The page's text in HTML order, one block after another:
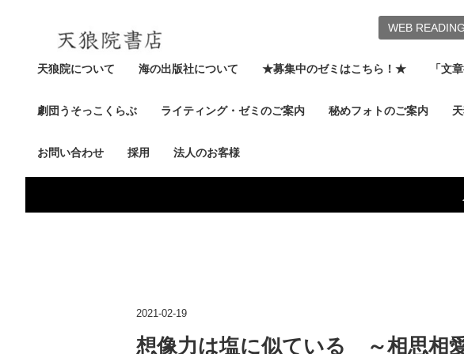
天狼院について 海の出版社について ★募集中のゼミはこちら！★ 「文
劇団うそっこくらぶ ライティング・ゼミのご案内 秘めフォトのご案内
お問い合わせ 採用 法人のお客様
WEB
2021-02-19
想像力は塩に似ている ～相思相